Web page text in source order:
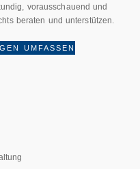
vorausschauend und
beraten und unterstützen.
UMFASSEN